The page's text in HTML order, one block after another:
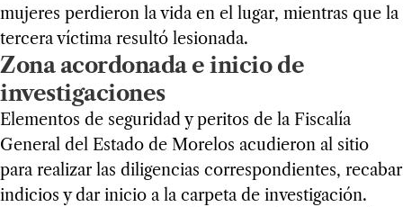
mujeres perdieron la vida en el lugar, mientras que la
tercera víctima resultó lesionada.
Zona acordonada e inicio de
investigaciones
Elementos de seguridad y peritos de la Fiscalía
General del Estado de Morelos acudieron al sitio
para realizar las diligencias correspondientes, recabar
indicios y dar inicio a la carpeta de investigación.